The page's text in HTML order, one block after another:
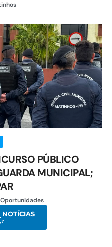
PÚBLICO
MUNICIPAL;
Oportunidades
NOTÍCIAS